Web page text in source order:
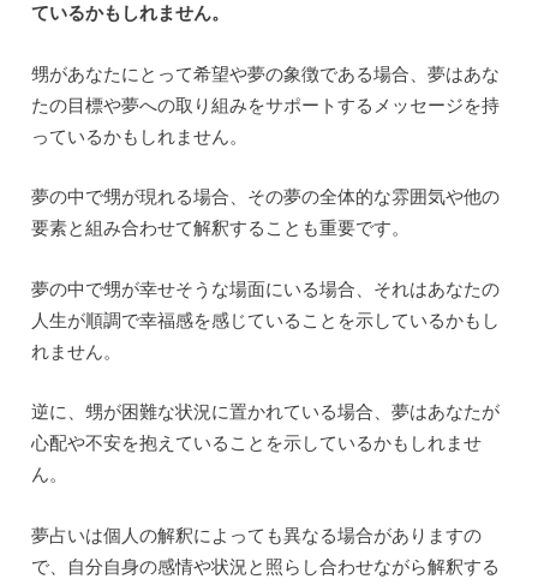
ているかもしれません。
甥があなたにとって希望や夢の象徴である場合、夢はあな
たの目標や夢への取り組みをサポートするメッセージを持
っているかもしれません。
夢の中で甥が現れる場合、その夢の全体的な雰囲気や他の
要素と組み合わせて解釈することも重要です。
夢の中で甥が幸せそうな場面にいる場合、それはあなたの
人生が順調で幸福感を感じていることを示しているかもし
れません。
逆に、甥が困難な状況に置かれている場合、夢はあなたが
心配や不安を抱えていることを示しているかもしれませ
ん。
夢占いは個人の解釈によっても異なる場合がありますの
で、自分自身の感情や状況と照らし合わせながら解釈する